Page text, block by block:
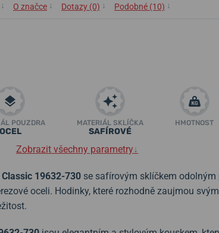
↓ O značce ↓ Dotazy (0) ↓ Podobné (10) ↓
POUZDRA
OCEL
MATERIÁL SKLÍČKA
SAFÍROVÉ
HMOTNOST
Zobrazit všechny parametry↓
19632-730 se safírovým sklíčkem
oceli. Hodinky, které rozhodně zaujmou